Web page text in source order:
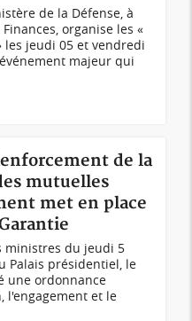
de la Défense, à
organise les «
les jeudi 05 et vendredi
majeur qui
de la
mutuelles
met en place
ministres du jeudi 5
Palais présidentiel, le
une ordonnance
l'engagement et le